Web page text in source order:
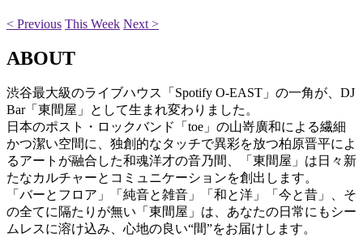
< Previous This Week Next >
ABOUT
渋谷最大級のライブハウス「Spotify O-EAST」の一角が、DJ
Bar「東間屋」として生まれ変わりました。
日本のポスト・ロックバンド「toe」の山嵜廣和による繊細
かつ潔い空間に、独創的なタッチで異彩を放つ柏原晋平によ
るアートが融合した和魂洋才の音乃間、「東間屋」は日々新
たなカルチャーとコミュニケーションを創出します。
「バーとフロア」「純音と雑音」「和と洋」「今と昔」、そ
の全てに隔たりが無い「東間屋」は、あなたの日常にもシー
ムレスに溶け込み、心地の良い“間”をお届けします。